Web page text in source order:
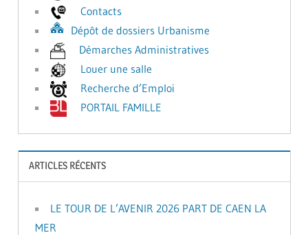
Contacts
Dépôt de dossiers Urbanisme
Démarches Administratives
Louer une salle
Recherche d’Emploi
PORTAIL FAMILLE
ARTICLES RÉCENTS
LE TOUR DE L’AVENIR 2026 PART DE CAEN LA
MER